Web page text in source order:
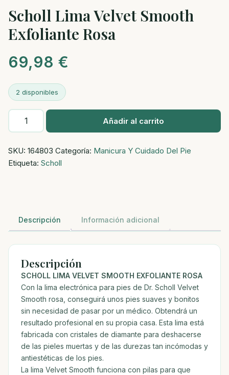
Scholl Lima Velvet Smooth
Exfoliante Rosa
69,98 €
2 disponibles
Scholl
Smooth
Exfoliante
Añadir al carrito
SKU: 164803 Categoría: Manicura Y Cuidado Del Pie
Etiqueta: Scholl
Descripción Información adicional
Descripción
SCHOLL LIMA VELVET SMOOTH EXFOLIANTE ROSA
Con la lima electrónica para pies de Dr. Scholl Velvet
Smooth rosa, conseguirá unos pies suaves y bonitos
sin necesidad de pasar por un médico. Obtendrá un
resultado profesional en su propia casa. Esta lima está
fabricada con cristales de diamante para deshacerse
de las pieles muertas y de las durezas tan incómodas y
antiestéticas de los pies.
La lima Velvet Smooth funciona con pilas para que